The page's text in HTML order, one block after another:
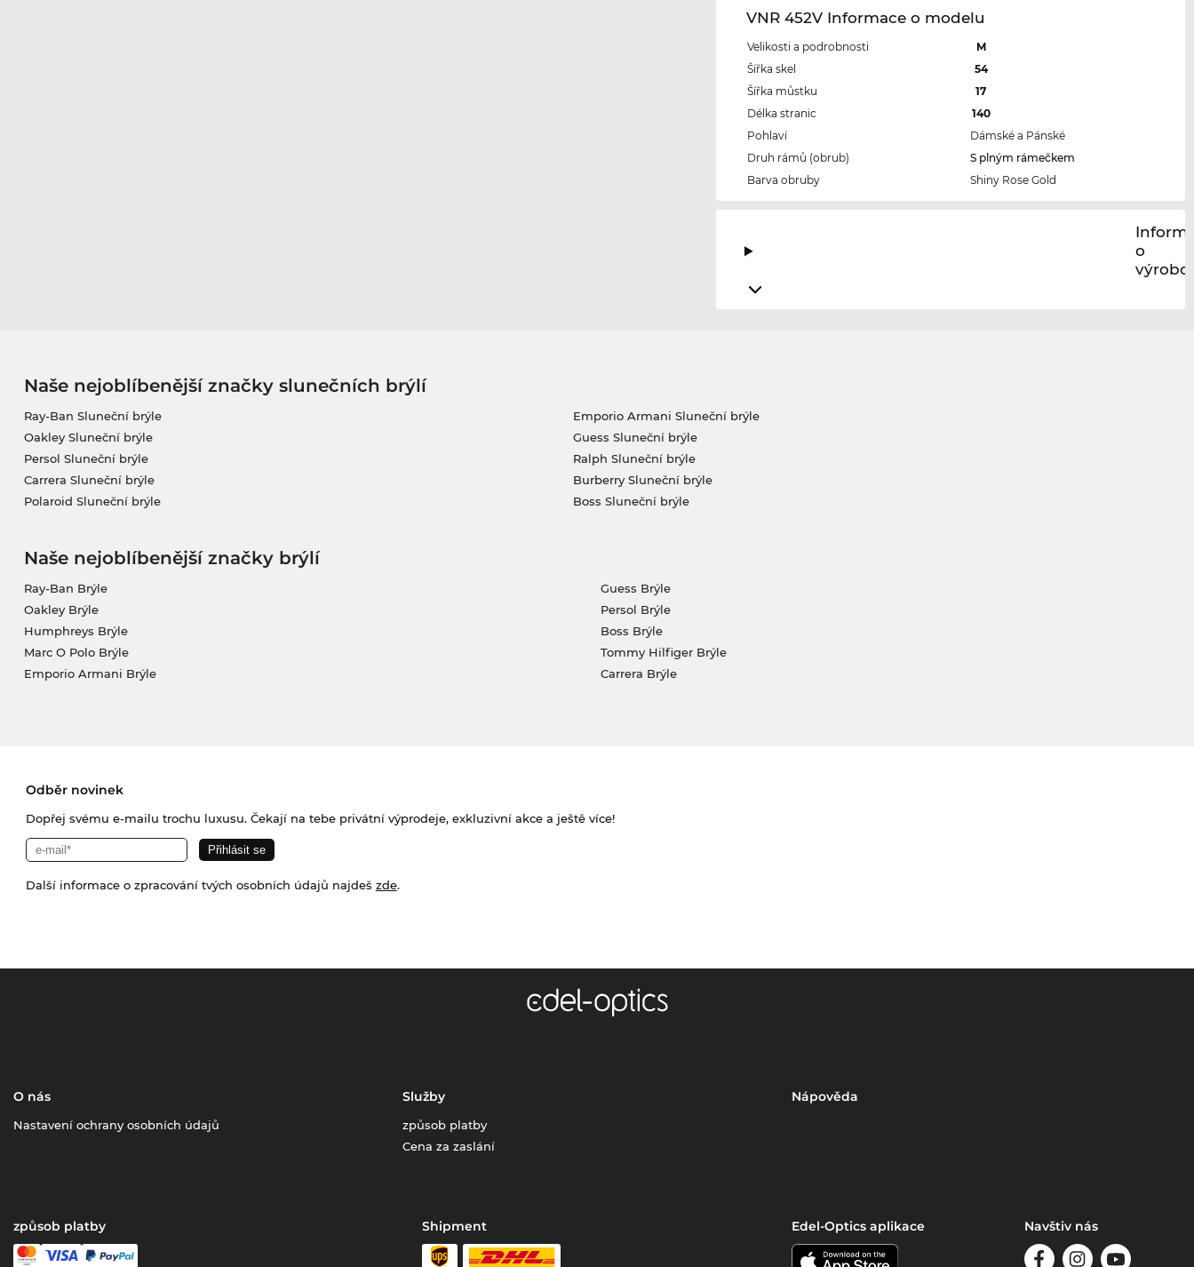
VNR 452V Informace o modelu
Velikosti a podrobnosti
M
Šířka skel
54
Šířka můstku
17
Délka stranic
140
Pohlaví
Dámské a Pánské
Druh rámů (obrub)
S plným rámečkem
Barva obruby
Shiny Rose Gold
o
výrobci
Naše nejoblíbenější značky slunečních brýlí
Ray-Ban Sluneční brýle
Oakley Sluneční brýle
Persol Sluneční brýle
Carrera Sluneční brýle
Polaroid Sluneční brýle
Emporio Armani Sluneční brýle
Guess Sluneční brýle
Ralph Sluneční brýle
Burberry Sluneční brýle
Boss Sluneční brýle
Naše nejoblíbenější značky brýlí
Ray-Ban Brýle
Oakley Brýle
Humphreys Brýle
Marc O Polo Brýle
Emporio Armani Brýle
Guess Brýle
Persol Brýle
Boss Brýle
Tommy Hilfiger Brýle
Carrera Brýle
Odběr novinek
Dopřej svému e-mailu trochu luxusu. Čekají na tebe privátní výprodeje, exkluzivní akce a ještě více!
Další informace o zpracování tvých osobních údajů najdeš zde.
O nás
Nastavení ochrany osobních údajů
Služby
způsob platby
Cena za zaslání
Nápověda
způsob platby Shipment Edel-Optics aplikace Navštiv nás